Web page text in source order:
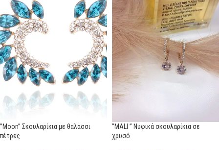
”Moon” Σκουλαρίκια με θαλασσι
πέτρες
”MALI ” Νυφικά σκουλαρίκια σε
χρυσό